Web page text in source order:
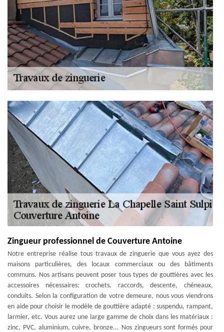
Zingueur professionnel de Couverture Antoine
Notre entreprise réalise tous travaux de zinguerie que vous ayez des
maisons particulières, des locaux commerciaux ou des bâtiments
communs. Nos artisans peuvent poser tous types de gouttières avec les
accessoires nécessaires: crochets, raccords, descente, chéneaux,
conduits. Selon la configuration de votre demeure, nous vous viendrons
en aide pour choisir le modèle de gouttière adapté : suspendu, rampant,
larmier, etc. Vous aurez une large gamme de choix dans les matériaux :
zinc, PVC, aluminium, cuivre, bronze... Nos zingueurs sont formés pour